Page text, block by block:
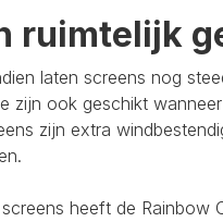
ruimtelijk
laten screens nog
zijn ook geschikt
zijn extra
heeft de Rainbow